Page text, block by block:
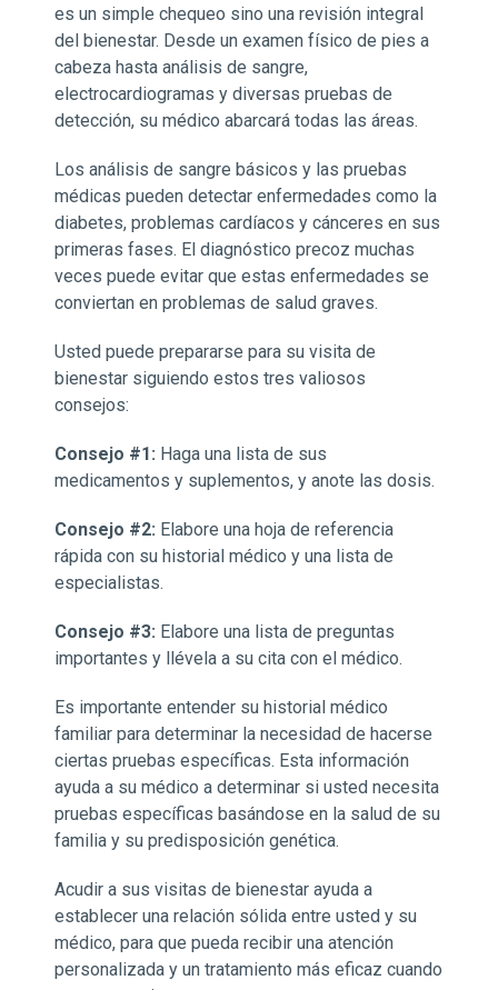
es un simple chequeo sino una revisión integral
del bienestar. Desde un examen físico de pies a
cabeza hasta análisis de sangre,
electrocardiogramas y diversas pruebas de
detección, su médico abarcará todas las áreas.
Los análisis de sangre básicos y las pruebas
médicas pueden detectar enfermedades como la
diabetes, problemas cardíacos y cánceres en sus
primeras fases. El diagnóstico precoz muchas
veces puede evitar que estas enfermedades se
conviertan en problemas de salud graves.
Usted puede prepararse para su visita de
bienestar siguiendo estos tres valiosos
consejos:
Consejo #1: Haga una lista de sus
medicamentos y suplementos, y anote las dosis.
Consejo #2: Elabore una hoja de referencia
rápida con su historial médico y una lista de
especialistas.
Consejo #3: Elabore una lista de preguntas
importantes y llévela a su cita con el médico.
Es importante entender su historial médico
familiar para determinar la necesidad de hacerse
ciertas pruebas específicas. Esta información
ayuda a su médico a determinar si usted necesita
pruebas específicas basándose en la salud de su
familia y su predisposición genética.
Acudir a sus visitas de bienestar ayuda a
establecer una relación sólida entre usted y su
médico, para que pueda recibir una atención
personalizada y un tratamiento más eficaz cuando